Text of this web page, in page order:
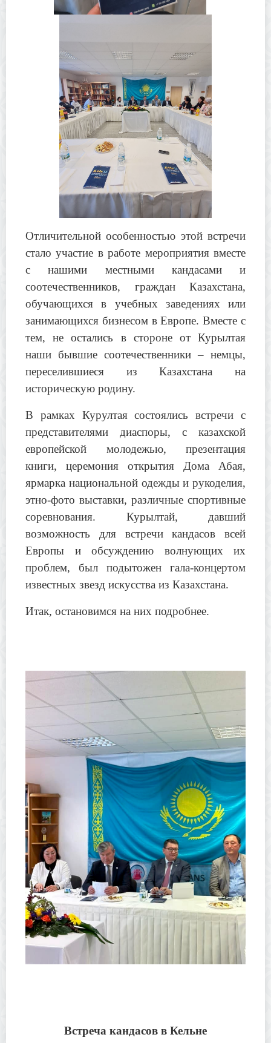
Отличительной особенностью этой встречи
стало участие в работе мероприятия вместе
с нашими местными кандасами и
соотечественников, граждан Казахстана,
обучающихся в учебных заведениях или
занимающихся бизнесом в Европе. Вместе с
тем, не остались в стороне от Курылтая
наши бывшие соотечественники – немцы,
переселившиеся из Казахстана на
историческую родину.
В рамках Курултая состоялись встречи с
представителями диаспоры, с казахской
европейской молодежью, презентация
книги, церемония открытия Дома Абая,
ярмарка национальной одежды и рукоделия,
этно-фото выставки, различные спортивные
соревнования. Курылтай, давший
возможность для встречи кандасов всей
Европы и обсуждению волнующих их
проблем, был подытожен гала-концертом
известных звезд искусства из Казахстана.
Итак, остановимся на них подробнее.
Встреча кандасов в Кельне